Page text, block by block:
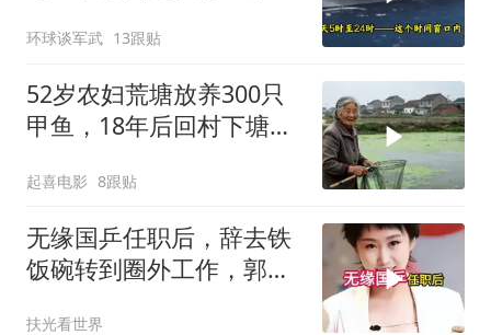
权已定
环球谈军武 13跟贴
52岁农妇荒塘放养300只
甲鱼，18年后回村下塘瞬
起喜电影 8跟贴
无缘国乒任职后，辞去铁
饭碗转到圈外工作，郭跃
扶光看世界